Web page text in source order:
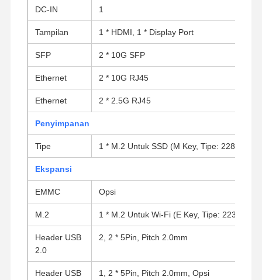
Rumah Produk Tentang Kita
DC-IN 1
Tampilan 1 * HDMI, 1 * Display Port
SFP 2 * 10G SFP
Ethernet 2 * 10G RJ45
Ethernet 2 * 2.5G RJ45
Penyimpanan
Tipe 1 * M.2 Untuk SSD (M Key, Tipe: 2280,
Ekspansi
EMMC Opsi
M.2 1 * M.2 Untuk Wi-Fi (E Key, Tipe: 2230)
Header USB
2.0
2, 2 * 5Pin, Pitch 2.0mm
Header USB
1, 2 * 5Pin, Pitch 2.0mm, Opsi